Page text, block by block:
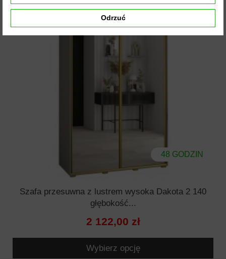
48 GODZIN
Szafa przesuwna z lustrem wysoka Dakota 2 140
głębokość...
2 122,00 zł
Wybierz opcję
Odrzuć